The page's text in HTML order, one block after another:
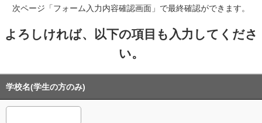
次ページ「フォーム入力内容確認画面」で最終確認ができます。
よろしければ、以下の項目も入力してくださ
い。
学校名(学生の方のみ)